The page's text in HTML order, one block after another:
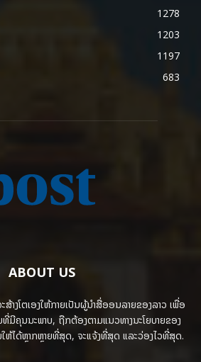
1278
1203
1197
683
ABOUT US
າງໂຕເອງໃຫ້ກາຍເປັນຜູ້ນຳສື່ອອນລາຍຂອງລາວ ເພື່ອ
ມີຄຸນນະພາບ, ຖືກຕ້ອງຕາມແນວທາງນະໂຍບາຍຂອງ
ໄດ້ຫຼາກຫຼາຍທີ່ສຸດ, ຈະແຈ້ງທີ່ສຸດ ແລະວ່ອງໄວທີ່ສຸດ.